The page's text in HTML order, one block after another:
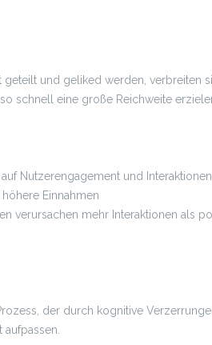
geteilt und geliked werden, verbreiten
schnell eine große Reichweite
Nutzerengagement und
Einnahmen
verursachen mehr Interaktionen als
der durch kognitive